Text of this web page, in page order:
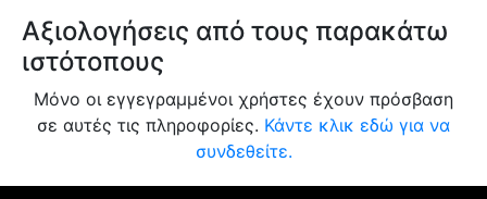
Αξιολογήσεις από τους παρακάτω
ιστότοπους
Μόνο οι εγγεγραμμένοι χρήστες έχουν πρόσβαση
σε αυτές τις πληροφορίες. Κάντε κλικ εδώ για να
συνδεθείτε.